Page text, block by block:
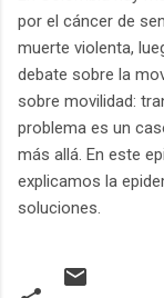
por el cáncer de
muerte violenta,
debate sobre la
sobre movilidad:
problema es un
más allá. En este
explicamos la
soluciones.